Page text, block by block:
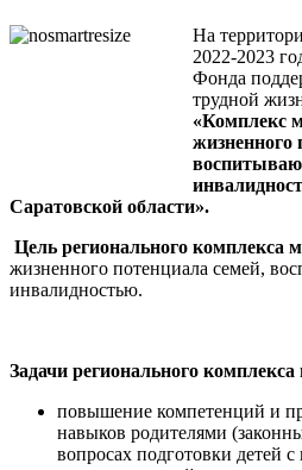
На
2022-2023
Фонда
трудной
«Комплекс
жизненного
Саратовской области».
Цель регионального комплекса
жизненного потенциала семей,
инвалидностью.
Задачи регионального комплекса
повышение компетенций и
навыков родителями
вопросах подготовки детей